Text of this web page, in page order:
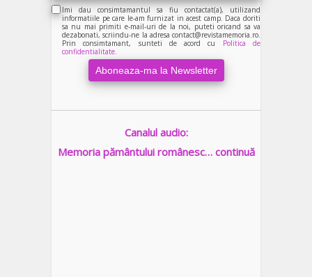
Imi dau consimtamantul sa fiu contactat(a), utilizand
informatiile pe care le-am furnizat in acest camp. Daca doriti
sa nu mai primiti e-mail-uri de la noi, puteti oricand sa va
dezabonati, scriindu-ne la adresa contact@revistamemoria.ro.
Prin consimtamant, sunteti de acord cu Politica de
confidentialitate.
Canalul audio:
Memoria pământului românesc… continuă